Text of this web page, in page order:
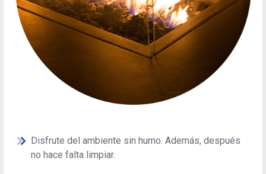
Disfrute del ambiente sin humo. Además, después
no hace falta limpiar.